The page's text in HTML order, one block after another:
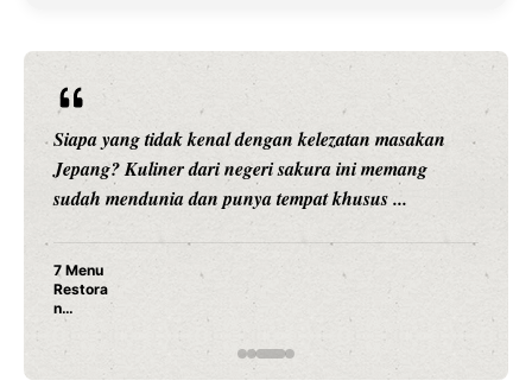
Siapa yang tidak kenal dengan kelezatan masakan
Jepang? Kuliner dari negeri sakura ini memang
sudah mendunia dan punya tempat khusus ...
7 Menu
Restora
n
Jepang